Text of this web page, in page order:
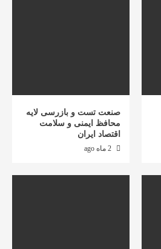
صنعت تست و بازرسی لایه
محافظ ایمنی و سلامت
اقتصاد ایران